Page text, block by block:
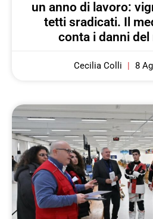
un anno di lavoro:
tetti sradicati. Il
conta i danni
Cecilia Colli 8